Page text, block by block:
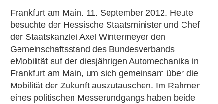
Frankfurt am Main. 11. September 2012. Heute
besuchte der Hessische Staatsminister und Chef
der Staatskanzlei Axel Wintermeyer den
Gemeinschaftsstand des Bundesverbands
eMobilität auf der diesjährigen Automechanika in
Frankfurt am Main, um sich gemeinsam über die
Mobilität der Zukunft auszutauschen. Im Rahmen
eines politischen Messerundgangs haben beide